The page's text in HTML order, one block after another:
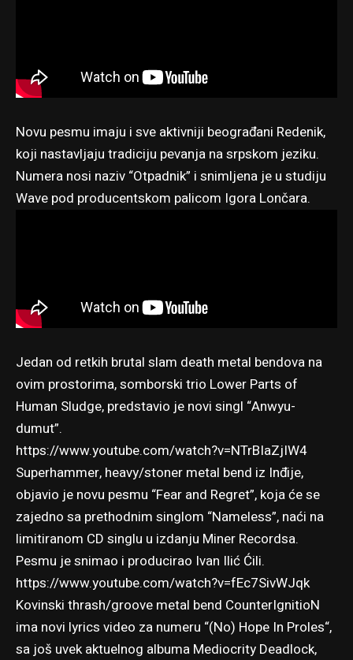
Novu pesmu imaju i sve aktivniji beograđani Redenik,
koji nastavljaju tradiciju pevanja na srpskom jeziku.
Numera nosi naziv “Otpadnik” i snimljena je u studiju
Wave pod producentskom palicom Igora Lončara.
Jedan od retkih brutal slam death metal bendova na
ovim prostorima, somborski trio Lower Parts of
Human Sludge, predstavio je novi singl “Anwyu-
dumut”.
https://www.youtube.com/watch?v=NTrBIaZjIW4
Superhammer, heavy/stoner metal bend iz Inđije,
objavio je novu pesmu “Fear and Regret”, koja će se
zajedno sa prethodnim singlom “Nameless”, naći na
limitiranom CD singlu u izdanju Miner Recordsa.
Pesmu je snimao i producirao Ivan Ilić Ćili.
https://www.youtube.com/watch?v=fEc7SivWJqk
Kovinski thrash/groove metal bend CounterIgnitioN
ima novi lyrics video za numeru “(No) Hope In Proles“,
sa još uvek aktuelnog albuma Mediocrity Deadlock,